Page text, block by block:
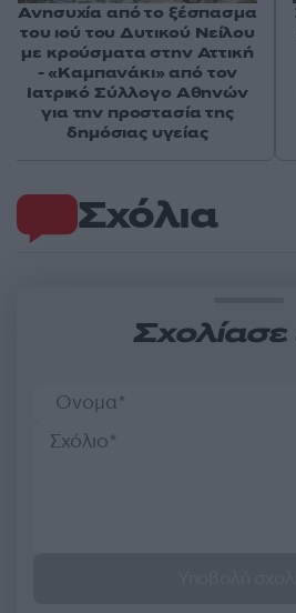
Σχόλια
Ανησυχία από το ξέσπασμα
του ιού του Δυτικού Νείλου
με κρούσματα στην Αττική
- «Καμπανάκι» από τον
Ιατρικό Σύλλογο Αθηνών
για την προστασία της
δημόσιας υγείας